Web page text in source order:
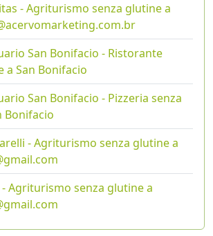
- Agriturismo senza glutine a
San Bonifacio - Ristorante
a San Bonifacio
San Bonifacio - Pizzeria senza
Bonifacio
- Agriturismo senza glutine a
- Agriturismo senza glutine a